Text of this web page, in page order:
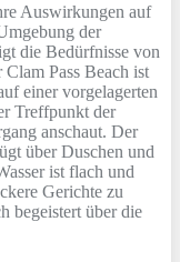
Auswirkungen auf
der
die Bedürfnisse von
Pass Beach ist
einer vorgelagerten
Treffpunkt der
anschaut. Der
über Duschen und
ist flach und
Gerichte zu
begeistert über die